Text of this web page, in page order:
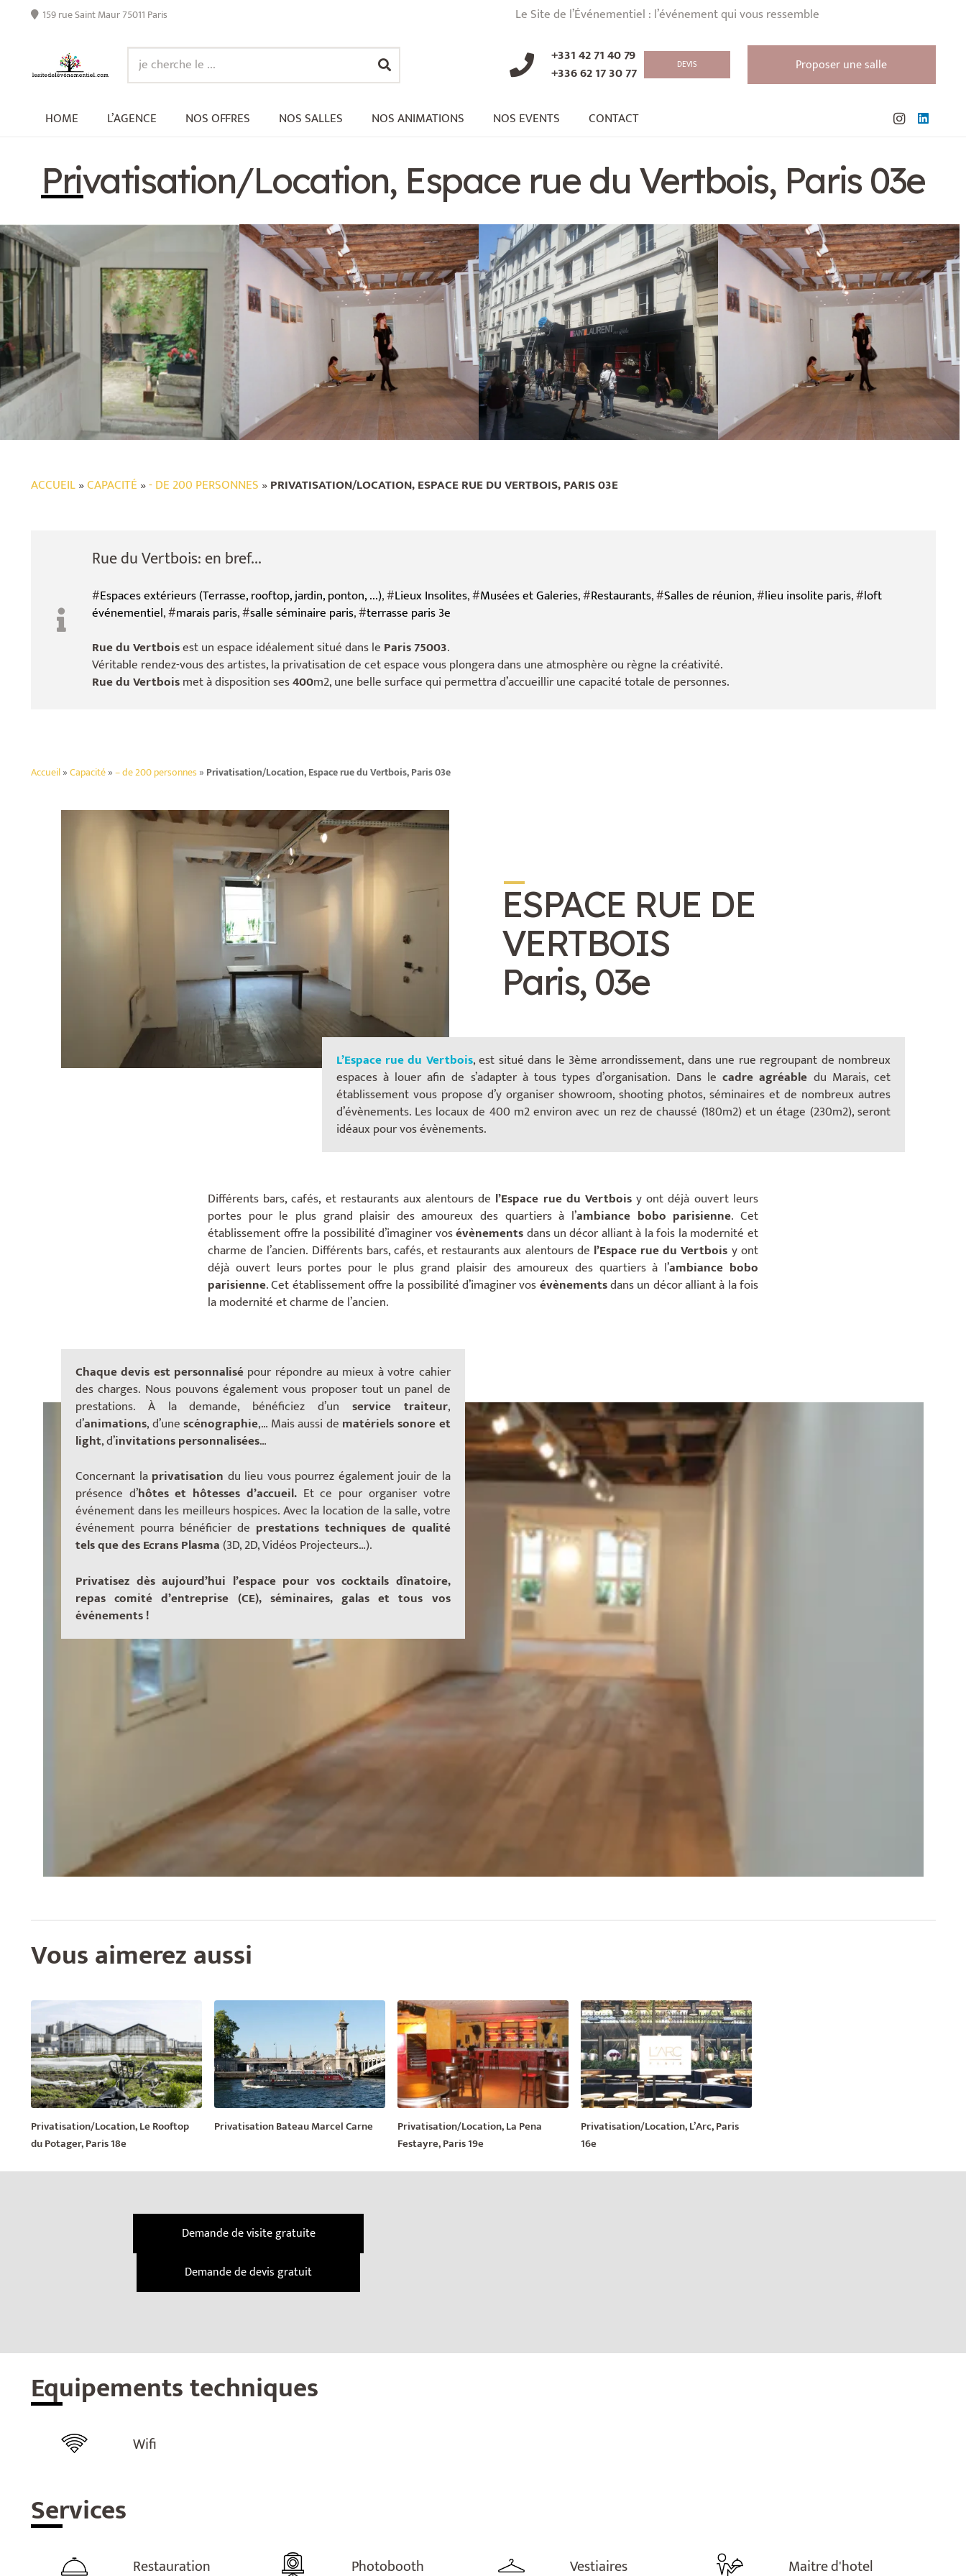
159 rue Saint Maur 75011 Paris Le Site de l’Événementiel : l’événement qui vous ressemble
+331 42 71 40 79
+336 62 17 30 77
DEVIS Proposer une salle
HOME L’AGENCE NOS OFFRES NOS SALLES NOS ANIMATIONS NOS EVENTS CONTACT
Privatisation/Location, Espace rue du Vertbois, Paris 03e
ACCUEIL»CAPACITÉ »- DE 200 PERSONNES »PRIVATISATION/LOCATION, ESPACE RUE DU VERTBOIS, PARIS 03E
Rue du Vertbois: en bref...
#Espaces extérieurs (Terrasse, rooftop, jardin, ponton, ...), #Lieux Insolites, #Musées et Galeries, #Restaurants, #Salles de réunion, #lieu insolite paris, #loft
événementiel, #marais paris, #salle séminaire paris, #terrasse paris 3e
Rue du Vertboisest un espace idéalement situé dans le Paris 75003.
Véritable rendez-vous des artistes, la privatisation de cet espace vous plongera dans une atmosphère ou règne la créativité.
Rue du Vertboismet à disposition ses400m2, une belle surface qui permettra d’accueillir une capacité totale de personnes.
Accueil»Capacité»– de 200 personnes » Privatisation/Location, Espace rue du Vertbois, Paris 03e
ESPACE RUE DE
VERTBOIS
Paris, 03e
L’Espace rue du Vertbois, est situé dans le 3ème arrondissement, dans une rue regroupant de nombreux
espaces à louer afin de s’adapter à tous types d’organisation. Dans lecadre agréable du Marais, cet
établissement vous propose d’y organiser showroom, shooting photos, séminaires et de nombreux autres
d’évènements. Les locaux de 400 m2 environ avec un rez de chaussé (180m2) et un étage (230m2), seront
idéaux pour vos évènements.
Différents bars, cafés, et restaurants aux alentours de l’Espace rue du Vertbois y ont déjà ouvert leurs
portes pour le plus grand plaisir des amoureux des quartiers à l’ambiance bobo parisienne. Cet
établissement offre la possibilité d’imaginer vosévènementsdans un décor alliant à la fois la modernité et
charme de l’ancien. Différents bars, cafés, et restaurants aux alentours de l’Espace rue du Vertbois y ont
déjà ouvert leurs portes pour le plus grand plaisir des amoureux des quartiers à l’ambiance bobo
parisienne. Cet établissement offre la possibilité d’imaginer vosévènementsdans un décor alliant à la fois
la modernité et charme de l’ancien.
Chaque devis est personnalisé pour répondre au mieux à votre cahier
des charges. Nous pouvons également vous proposer tout un panel de
prestations. À la demande, bénéficiez d’un service traiteur,
d’animations, d’unescénographie,… Mais aussi de matériels sonore et
light, d’invitations personnalisées…
Concernant la privatisation du lieu vous pourrez également jouir de la
présence d’hôtes et hôtesses d’accueil. Et ce pour organiser votre
événement dans les meilleurs hospices. Avec la location de la salle, votre
événement pourra bénéficier de prestations techniques de qualité
tels que des Ecrans Plasma (3D, 2D, Vidéos Projecteurs…).
Privatisez dès aujourd’hui l’espace pour vos cocktails dînatoire,
repas comité d’entreprise (CE), séminaires, galas et tous vos
événements !
Vous aimerez aussi
Privatisation/Location, Le Rooftop
du Potager, Paris 18e
Privatisation Bateau Marcel Carne
Privatisation/Location, La Pena
Festayre, Paris 19e
Privatisation/Location, L’Arc, Paris
16e
Demande de visite gratuite
Demande de devis gratuit
Equipements techniques
Wifi
Services
Restauration Photobooth Vestiaires Maitre d'hotel